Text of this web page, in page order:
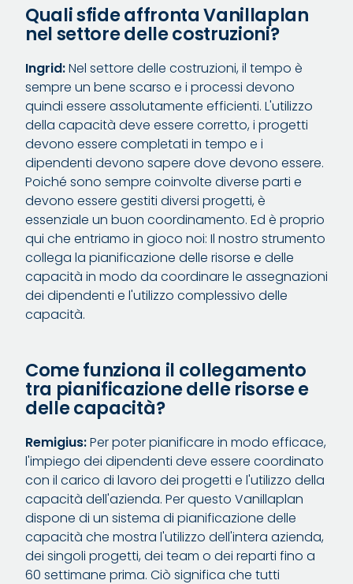
Quali sfide affronta Vanillaplan
nel settore delle costruzioni?
Ingrid:Nel settore delle costruzioni, il tempo è
sempre un bene scarso e i processi devono
quindi essere assolutamente efficienti. L'utilizzo
della capacità deve essere corretto, i progetti
devono essere completati in tempo e i
dipendenti devono sapere dove devono essere.
Poiché sono sempre coinvolte diverse parti e
devono essere gestiti diversi progetti, è
essenziale un buon coordinamento. Ed è proprio
qui che entriamo in gioco noi: Il nostro strumento
collega la pianificazione delle risorse e delle
capacità in modo da coordinare le assegnazioni
dei dipendenti e l'utilizzo complessivo delle
capacità.
Come funziona il collegamento
tra pianificazione delle risorse e
delle capacità?
Remigius:Per poter pianificare in modo efficace,
l'impiego dei dipendenti deve essere coordinato
con il carico di lavoro dei progetti e l'utilizzo della
capacità dell'azienda. Per questo Vanillaplan
dispone di un sistema di pianificazione delle
capacità che mostra l'utilizzo dell'intera azienda,
dei singoli progetti, dei team o dei reparti fino a
60 settimane prima. Ciò significa che tutti